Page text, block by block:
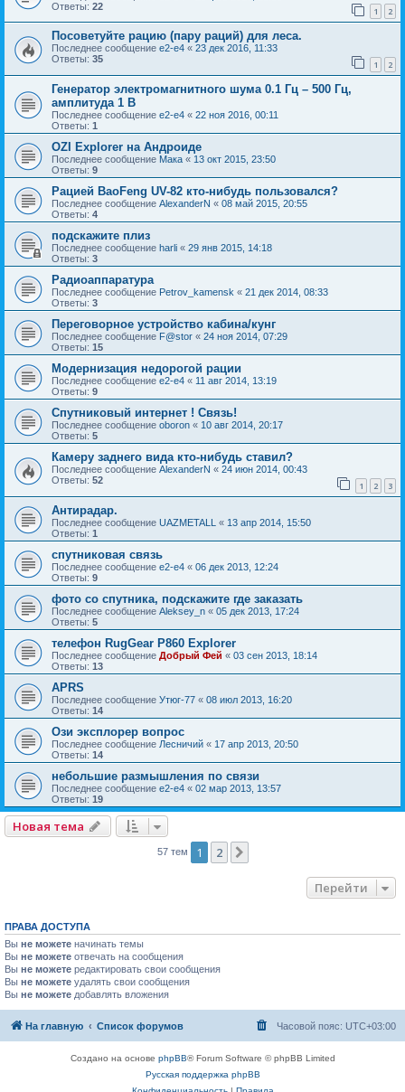
Ответы: 22 1 2
Посоветуйте рацию (пару раций) для леса.
Последнее сообщение e2-e4 « 23 дек 2016, 11:33
Ответы: 35 1 2
Генератор электромагнитного шума 0.1 Гц – 500 Гц,
амплитуда 1 В
Последнее сообщение e2-e4 « 22 ноя 2016, 00:11
Ответы: 1
OZI Explorer на Андроиде
Последнее сообщение Мака « 13 окт 2015, 23:50
Ответы: 9
Рацией BaoFeng UV-82 кто-нибудь пользовался?
Последнее сообщение AlexanderN « 08 май 2015, 20:55
Ответы: 4
подскажите плиз
Последнее сообщение harli « 29 янв 2015, 14:18
Ответы: 3
Радиоаппаратура
Последнее сообщение Petrov_kamensk « 21 дек 2014, 08:33
Ответы: 3
Переговорное устройство кабина/кунг
Последнее сообщение F@stor « 24 ноя 2014, 07:29
Ответы: 15
Модернизация недорогой рации
Последнее сообщение e2-e4 « 11 авг 2014, 13:19
Ответы: 9
Спутниковый интернет ! Связь!
Последнее сообщение oboron « 10 авг 2014, 20:17
Ответы: 5
Камеру заднего вида кто-нибудь ставил?
Последнее сообщение AlexanderN « 24 июн 2014, 00:43
Ответы: 52 1 2 3
Антирадар.
Последнее сообщение UAZMETALL « 13 апр 2014, 15:50
Ответы: 1
спутниковая связь
Последнее сообщение e2-e4 « 06 дек 2013, 12:24
Ответы: 9
фото со спутника, подскажите где заказать
Последнее сообщение Aleksey_n « 05 дек 2013, 17:24
Ответы: 5
телефон RugGear P860 Explorer
Последнее сообщение Добрый Фей « 03 сен 2013, 18:14
Ответы: 13
APRS
Последнее сообщение Утюг-77 « 08 июл 2013, 16:20
Ответы: 14
Ози эксплорер вопрос
Последнее сообщение Лесничий « 17 апр 2013, 20:50
Ответы: 14
небольшие размышления по связи
Последнее сообщение e2-e4 « 02 мар 2013, 13:57
Ответы: 19
Новая тема
57 тем 1 2
Перейти
ПРАВА ДОСТУПА
Вы не можете начинать темы
Вы не можете отвечать на сообщения
Вы не можете редактировать свои сообщения
Вы не можете удалять свои сообщения
Вы не можете добавлять вложения
На главную Список форумов Часовой пояс: UTC+03:00
Создано на основе phpBB® Forum Software © phpBB Limited
Русская поддержка phpBB